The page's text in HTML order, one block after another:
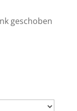
geschoben